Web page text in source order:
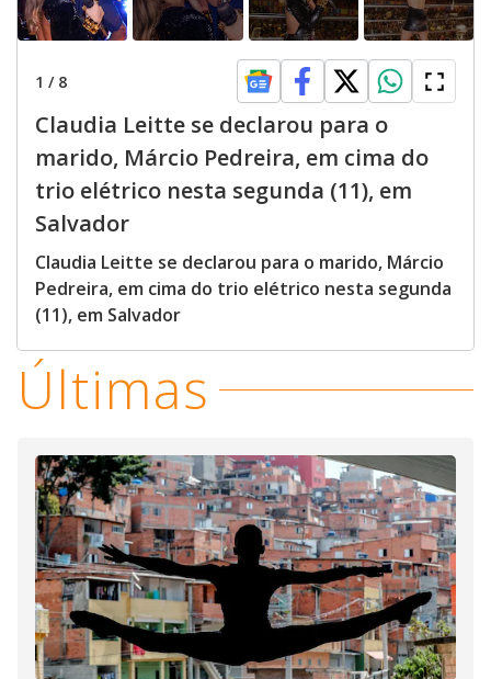
1 / 8
Claudia Leitte se declarou para o
marido, Márcio Pedreira, em cima do
trio elétrico nesta segunda (11), em
Salvador
Claudia Leitte se declarou para o marido, Márcio
Pedreira, em cima do trio elétrico nesta segunda
(11), em Salvador
Últimas